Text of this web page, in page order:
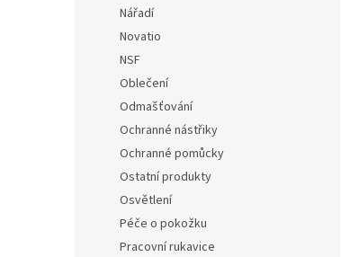
Nářadí
Novatio
NSF
Oblečení
Odmašťování
Ochranné nástřiky
Ochranné pomůcky
Ostatní produkty
Osvětlení
Péče o pokožku
Pracovní rukavice